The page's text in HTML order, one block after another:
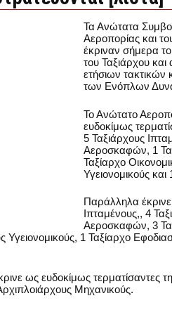
Τα Ανώτατα
Αεροπορίας και
έκριναν σήμερα
του Ταξιάρχου και
ετήσιων
των Ενόπλων
Το Ανώτατο
ευδοκίμως
5 Ταξιάρχους
Αεροσκαφών, 1
Ταξίαρχο
Υγειονομικούς και
Παράλληλα έκρινε
Ιπταμένους,, 4
Αεροσκαφών, 3
Υγειονομικούς, 1 Ταξίαρχο
ως ευδοκίμως τερματίσαντες
Μηχανικούς.